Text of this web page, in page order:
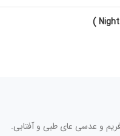
فریم و عدسی عای طبی و آفتابی.